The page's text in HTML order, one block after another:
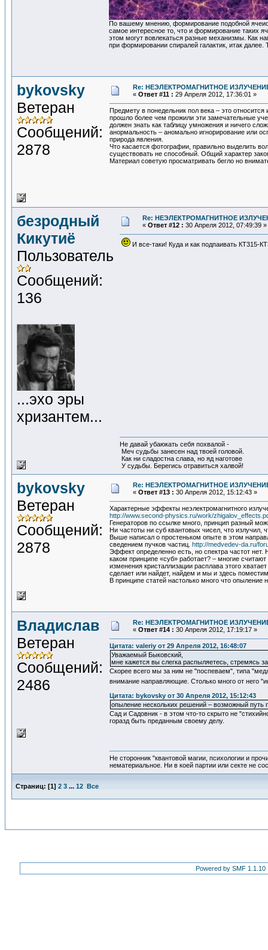
По вашему мнению, формирование подобной
самое интересное то, что и формирование таких
этом могут вовлекаться разные механизмы. Как
при формировании спиралей галактик, итак
bykovsky
Ветеран
Сообщений:
2878
Re: НЕЭЛЕКТРОМАГНИТНОЕ
« Ответ #11 : 29 Апреля 2012, 17:36:01 »
Предмету в понедельник пол века – это
прошло более чем прожили эти замечательные
должен знать как таблицу умножения и ничего
анормальность – аномально игнорирование или
природа явления.
Что касается фотографии, правильно выделить
существовать не способный. Общий характер
Материал советую просматривать бегло но
безродный
Кикутиё
Пользователь
Сообщений:
136
...эхо эры
хризантем...
Re: НЕЭЛЕКТРОМАГНИТНОЕ
« Ответ #12 : 30 Апреля 2012, 07:49:39 »
И все-таки! Куда и как подпаивать КТ315-
Не давай убаюкать себя похвалой -
Меч судьбы занесен над твоей головой.
Как ни сладостна слава, но яд наготове
У судьбы. Берегись отравиться халвой!
bykovsky
Ветеран
Сообщений:
2878
Re: НЕЭЛЕКТРОМАГНИТНОЕ
« Ответ #13 : 30 Апреля 2012, 15:12:43 »
Характерные эффекты неэлектромагнитного
http://www.second-physics.ru/work/
Генераторов по ссылке много, принцип разный
Ни частоты ни суб квантовых чисел, что излучил,
Выше написал о простеньком опыте в этом
сведением пучков частиц. http://medvedev-da.ru/
Эффект определенно есть, но спектра частот нет.
каком принципе «суб» работает? – многие
изменения кристаллизации расплава этого
сделает или найдет, найдем и мы и здесь
В принципе статей настолько много что
Владислав
Ветеран
Сообщений:
2486
Re: НЕЭЛЕКТРОМАГНИТНОЕ
« Ответ #14 : 30 Апреля 2012, 17:19:17 »
Цитата: valeriy от 29 Апреля 2012, 16:48:07
Уважаемый Быковский,
мне кажется вы слегка распыляетесь, стремясь
Скорее всего мы за ним не "поспеваем", типа
внимание направляющие. Столько много от него
Цитата: bykovsky от 30 Апреля 2012, 15:12:43
опыление нескольких решений – возможный путь
Сад и Садовник - в этом что-то скрыто не
горазд быть преданным своему делу.
Не сторонник "квантовой магии, психологии и
нематериальное. Ни в коей партии или секте не
Страниц: [1] 2 3 ... 12 Все
Powered by SMF 1.1.10